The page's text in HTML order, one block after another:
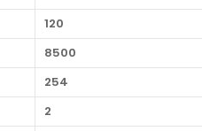
120
8500
254
2